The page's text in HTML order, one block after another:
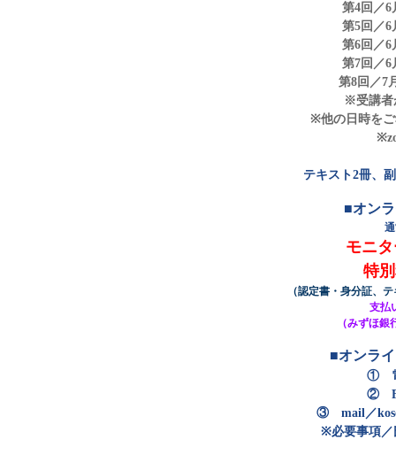
第4回／6
第5回／6
第6回／6
第7回／6
第8回／7
※受講者
※他の日時を
テキスト2冊、
■オン
モニ
特
（認定書・身分証、
支払
（みずほ銀
■オンラ
① 電
②
③ mail／
※必要事項／